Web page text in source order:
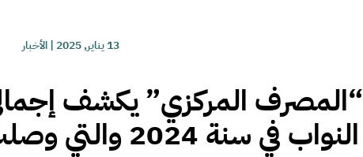
13 يناير, 2025 |الأخبار
“المصرف المركزي” يكشف
النواب في سنة 2024 والتي وصلت إلى 1.3 مليار دينار